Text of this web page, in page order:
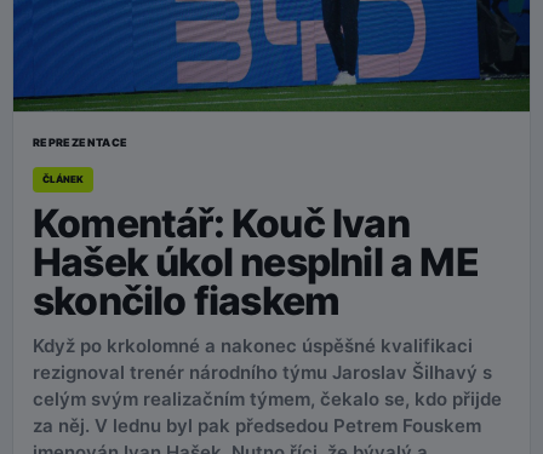
REPREZENTACE
ČLÁNEK
Komentář: Kouč Ivan
Hašek úkol nesplnil a ME
skončilo fiaskem
Když po krkolomné a nakonec úspěšné kvalifikaci
rezignoval trenér národního týmu Jaroslav Šilhavý s
celým svým realizačním týmem, čekalo se, kdo přijde
za něj. V lednu byl pak předsedou Petrem Fouskem